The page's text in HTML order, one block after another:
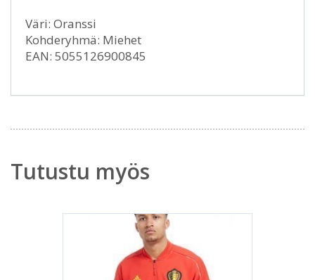
Väri: Oranssi
Kohderyhmä: Miehet
EAN: 5055126900845
Tutustu myös